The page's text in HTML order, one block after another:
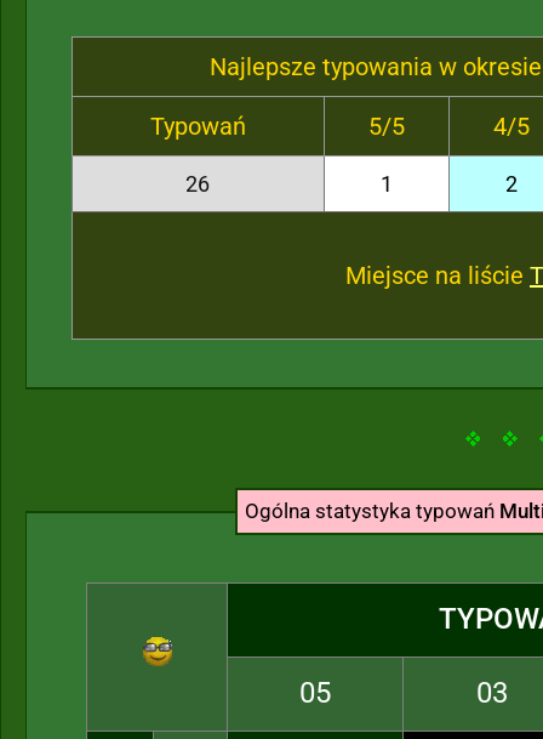
Najlepsze typowania w
Typowań 5/5 4/5
26 1 2
Miejsce na liście
Ogólna statystyka typowań
05 03